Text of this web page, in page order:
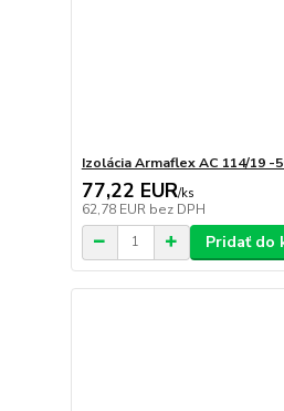
Izolácia Armaflex AC 114/19 -
77,22 EUR/ks
62,78 EUR bez DPH
Pridať do